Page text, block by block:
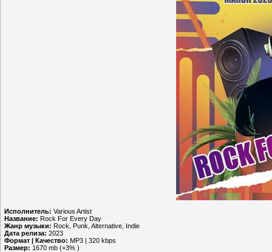
Исполнитель: Various Artist
Название: Rock For Every Day
Жанр музыки: Rock, Punk, Alternative, Indie
Дата релиза: 2023
Формат | Качество: MP3 | 320 kbps
Размер: 1670 mb (+3% )